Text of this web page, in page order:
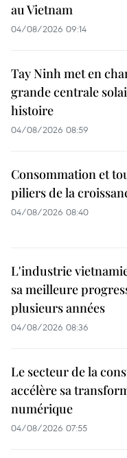
au Vietnam
04/08/2026 09:14
Tay Ninh met en
grande centrale
histoire
04/08/2026 08:59
Consommation et
piliers de la
04/08/2026 08:40
L'industrie
sa meilleure
plusieurs années
04/08/2026 08:36
Le secteur de la
accélère sa
numérique
04/08/2026 07:55